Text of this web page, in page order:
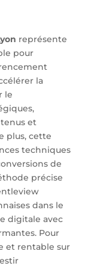
représente
pour
la
le
et
plus, cette
techniques
de
précise
dans le
digitale avec
Pour
et rentable sur